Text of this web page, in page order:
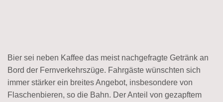
Bier sei neben Kaffee das meist nachgefragte Getränk an
Bord der Fernverkehrszüge. Fahrgäste wünschten sich
immer stärker ein breites Angebot, insbesondere von
Flaschenbieren, so die Bahn. Der Anteil von gezapftem